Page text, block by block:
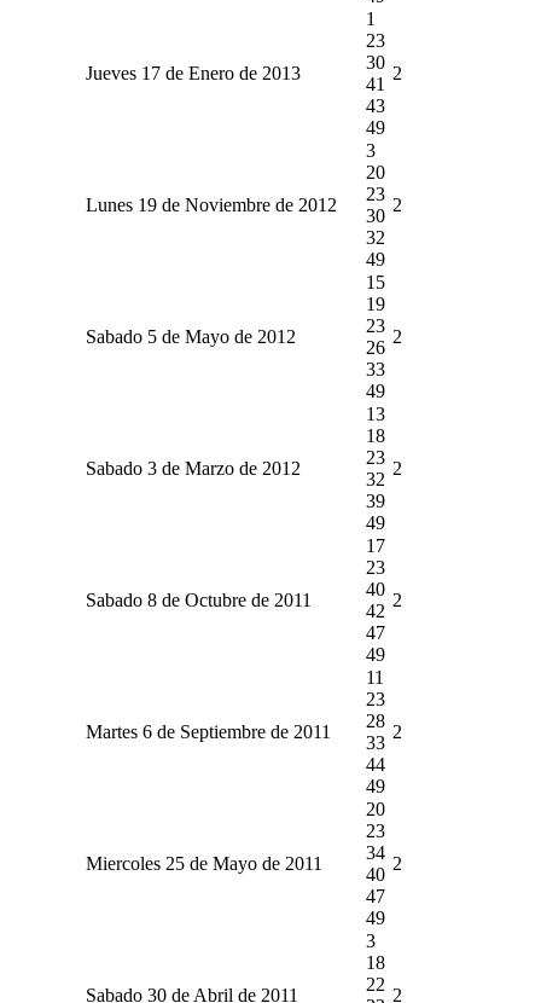
Jueves 17 de Enero de 2013
1
23
30
41
43
49
2
Lunes 19 de Noviembre de 2012
3
20
23
30
32
49
2
Sabado 5 de Mayo de 2012
15
19
23
26
33
49
2
Sabado 3 de Marzo de 2012
13
18
23
32
39
49
2
Sabado 8 de Octubre de 2011
17
23
40
42
47
49
2
Martes 6 de Septiembre de 2011
11
23
28
33
44
49
2
Miercoles 25 de Mayo de 2011
20
23
34
40
47
49
2
Sabado 30 de Abril de 2011
3
18
22
2